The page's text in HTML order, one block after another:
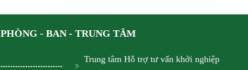
PHÒNG - BAN - TRUNG TÂM
Trung tâm Hỗ trợ tư vấn khởi nghiệp